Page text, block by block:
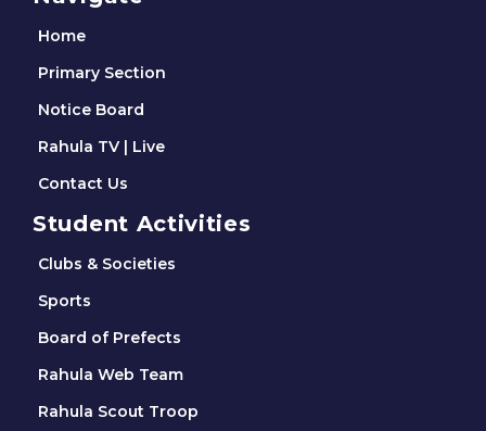
Home
Primary Section
Notice Board
Rahula TV | Live
Contact Us
Student Activities
Clubs & Societies
Sports
Board of Prefects
Rahula Web Team
Rahula Scout Troop